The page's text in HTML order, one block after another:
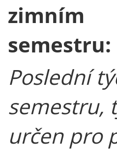
zimním
semestru:
Poslední
semestru,
určen pro